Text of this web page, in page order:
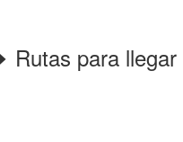
Rutas para